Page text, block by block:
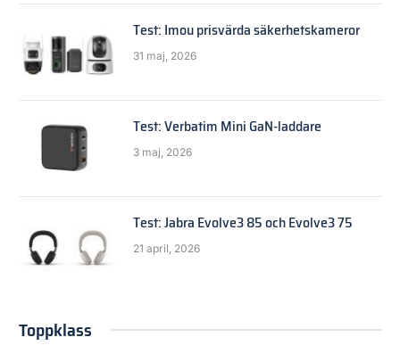
Test: Imou prisvärda säkerhetskameror
31 maj, 2026
Test: Verbatim Mini GaN-laddare
3 maj, 2026
Test: Jabra Evolve3 85 och Evolve3 75
21 april, 2026
Toppklass